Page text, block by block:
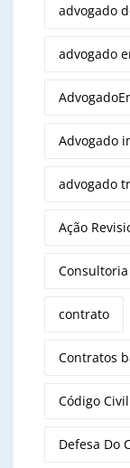
advogado
advogado
Advogado
advogado
Ação
contrato
Contratos
Código
Defesa Do